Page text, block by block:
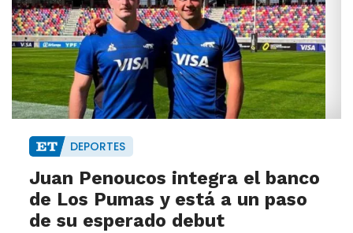
DEPORTES
Juan Penoucos integra el banco
de Los Pumas y está a un paso
de su esperado debut